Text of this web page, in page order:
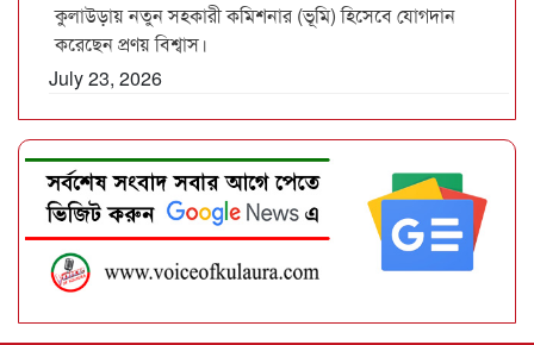
কুলাউড়ায় নতুন সহকারী কমিশনার (ভূমি) হিসেবে যোগদান
করেছেন প্রণয় বিশ্বাস।
July 23, 2026